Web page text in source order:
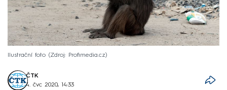
Ilustrační foto Zdroj: Profimedia.cz
ČTK
4. čvc 2020, 14:33